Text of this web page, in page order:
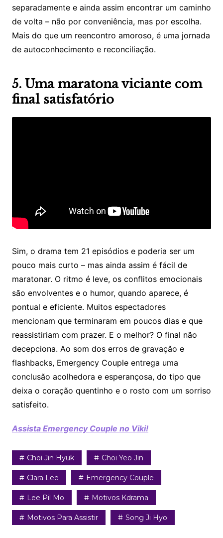
separadamente e ainda assim encontrar um caminho
de volta – não por conveniência, mas por escolha.
Mais do que um reencontro amoroso, é uma jornada
de autoconhecimento e reconciliação.
5. Uma maratona viciante com
final satisfatório
Sim, o drama tem 21 episódios e poderia ser um
pouco mais curto – mas ainda assim é fácil de
maratonar. O ritmo é leve, os conflitos emocionais
são envolventes e o humor, quando aparece, é
pontual e eficiente. Muitos espectadores
mencionam que terminaram em poucos dias e que
reassistiriam com prazer. E o melhor? O final não
decepciona. Ao som dos erros de gravação e
flashbacks, Emergency Couple entrega uma
conclusão acolhedora e esperançosa, do tipo que
deixa o coração quentinho e o rosto com um sorriso
satisfeito.
Assista Emergency Couple no Viki!
Choi Jin Hyuk Choi Yeo Jin
Clara Lee Emergency Couple
Lee Pil Mo Motivos Kdrama
Motivos Para Assistir Song Ji Hyo